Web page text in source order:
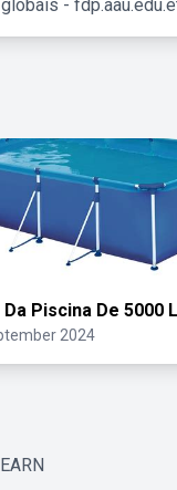
-
Piscina De 5000
2024